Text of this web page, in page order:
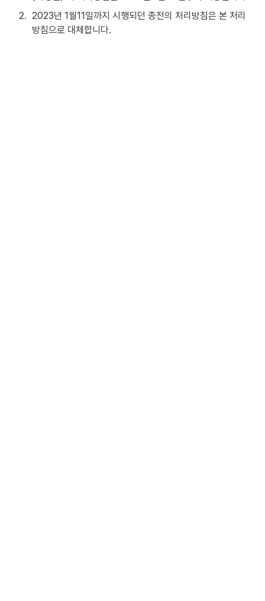
2. 2023년 1월11일까지 시행되던 종전의 처리방침은 본 처리
방침으로 대체합니다.